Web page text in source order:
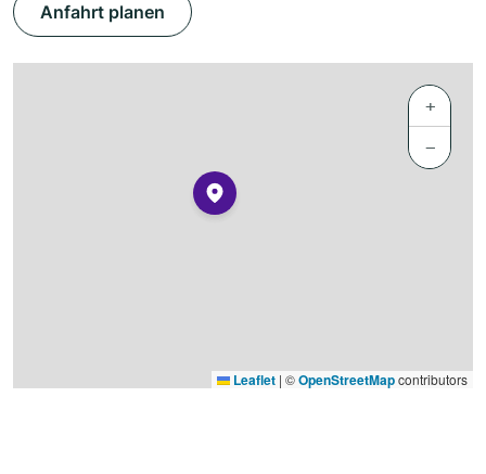
Anfahrt planen
+
−
Leaflet | ©OpenStreetMapcontributors